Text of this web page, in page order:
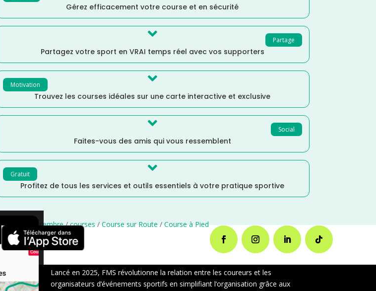
Gérez efficacement votre course et en sécurité
Partage

Partagez votre sport en VRAI temps réel avec vos supporters
Motivation 
Trouvez les courses idéales sur une carte interactive et exclusive
Social

Faites-vous des amis qui vous ressemblent
Gratuit 
Profitez de tous les services et outils essentiels à votre pratique sportive
×
Faible Décembre/courses/Course sur Route/Course à Pied
Lancé en 2025, FMS révolutionne la relation entre les coureurs et les
organisateurs d’événements sportifs en simplifiant l’organisation grâce aux